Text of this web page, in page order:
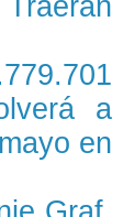
a
en